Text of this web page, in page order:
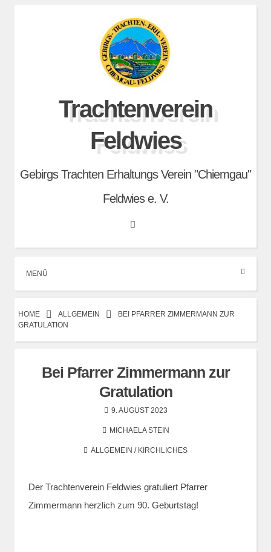
Trachtenverein
Feldwies
Gebirgs Trachten Erhaltungs Verein "Chiemgau"
Feldwies e. V.
Search
MENÜ
HOME ALLGEMEIN
BEI PFARRER ZIMMERMANN ZUR
GRATULATION
Bei Pfarrer Zimmermann zur
Gratulation
9. AUGUST 2023
MICHAELA STEIN
ALLGEMEIN / KIRCHLICHES
Der Trachtenverein Feldwies gratuliert Pfarrer
Zimmermann herzlich zum 90. Geburtstag!